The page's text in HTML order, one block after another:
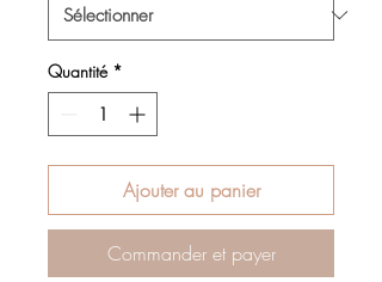
Quantité *
Ajouter au panier
Commander et payer